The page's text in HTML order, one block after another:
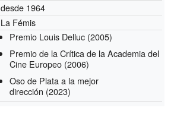
desde 1964
La Fémis
Premio Louis Delluc (2005)
Premio de la Crítica de la Academia del
Cine Europeo (2006)
Oso de Plata a la mejor
dirección (2023)